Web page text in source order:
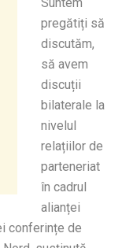
pregătiți să
discutăm,
să avem
discuții
bilaterale la
nivelul
relațiilor de
parteneriat
în cadrul
alianței
conferințe de